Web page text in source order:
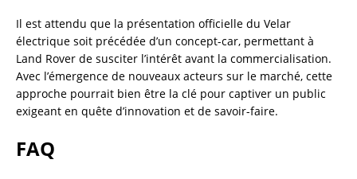
Il est attendu que la présentation officielle du Velar
électrique soit précédée d’un concept-car, permettant à
Land Rover de susciter l’intérêt avant la commercialisation.
Avec l’émergence de nouveaux acteurs sur le marché, cette
approche pourrait bien être la clé pour captiver un public
exigeant en quête d’innovation et de savoir-faire.
FAQ